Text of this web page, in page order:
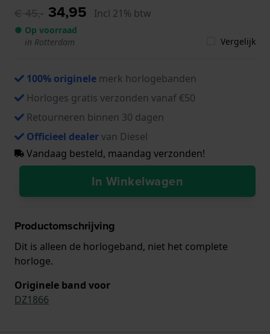
€ 45,- 34,95 Incl 21% btw
● Op voorraad
in Rotterdam
Vergelijk
100% originele merk horlogebanden
Horloges gratis verzonden vanaf €50
Retourneren binnen 30 dagen
Officieel dealervan Diesel
Vandaag besteld, maandag verzonden!
In Winkelwagen
Productomschrijving
Dit is alleen de horlogeband, niet het complete
horloge.
Originele band voor
DZ1866